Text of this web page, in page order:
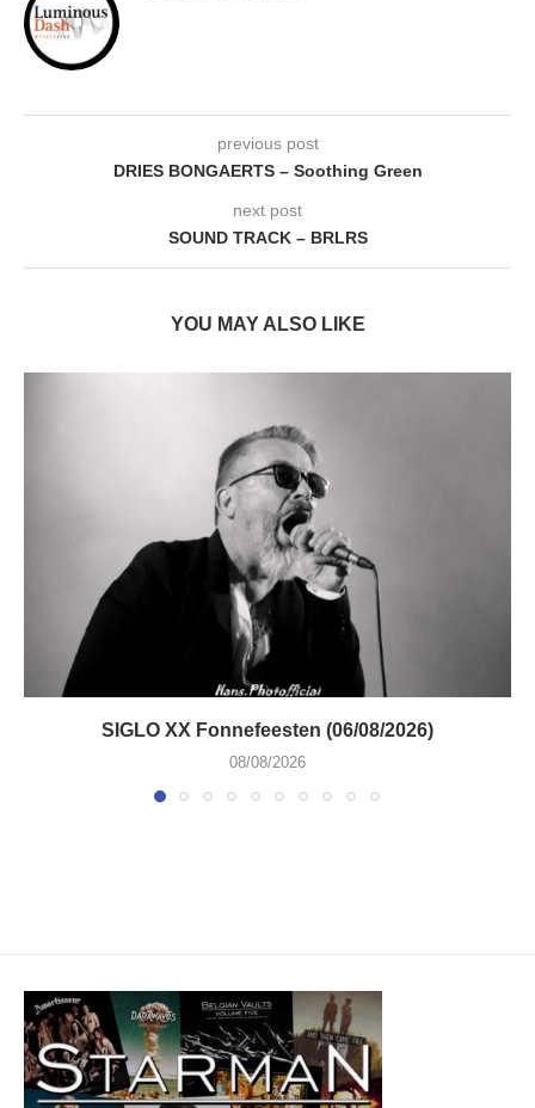
previous post
DRIES BONGAERTS – Soothing Green
next post
SOUND TRACK – BRLRS
YOU MAY ALSO LIKE
SIGLO XX Fonnefeesten (06/08/2026)
08/08/2026